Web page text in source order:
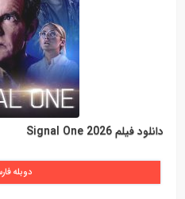
دانلود فیلم Signal One 2026
دوبله